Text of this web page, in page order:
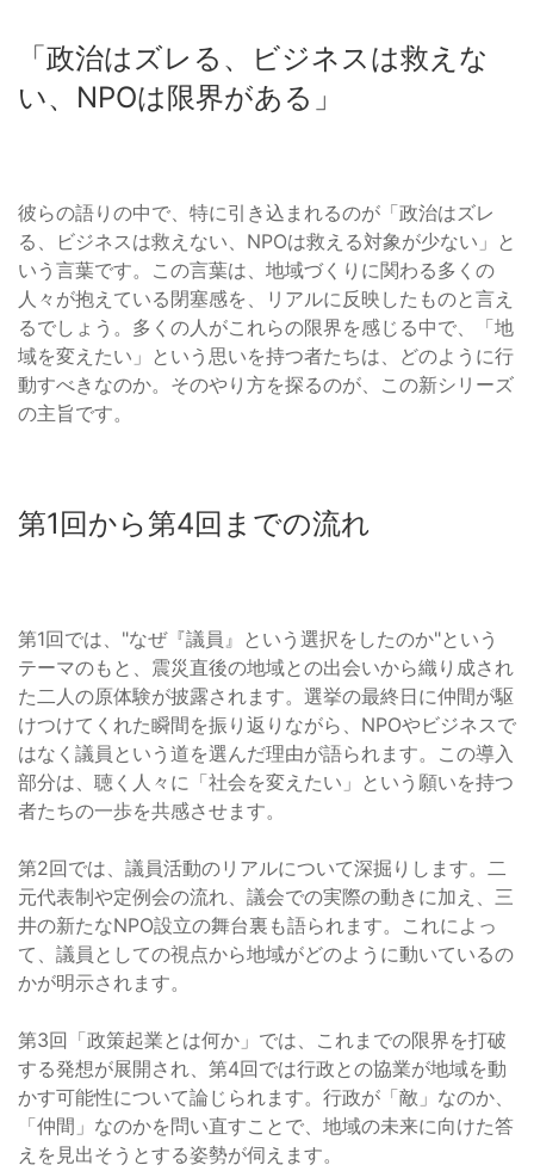
「政治はズレる、ビジネスは救えな
い、NPOは限界がある」
彼らの語りの中で、特に引き込まれるのが「政治はズレ
る、ビジネスは救えない、NPOは救える対象が少ない」と
いう言葉です。この言葉は、地域づくりに関わる多くの
人々が抱えている閉塞感を、リアルに反映したものと言え
るでしょう。多くの人がこれらの限界を感じる中で、「地
域を変えたい」という思いを持つ者たちは、どのように行
動すべきなのか。そのやり方を探るのが、この新シリーズ
の主旨です。
第1回から第4回までの流れ
第1回では、"なぜ『議員』という選択をしたのか"という
テーマのもと、震災直後の地域との出会いから織り成され
た二人の原体験が披露されます。選挙の最終日に仲間が駆
けつけてくれた瞬間を振り返りながら、NPOやビジネスで
はなく議員という道を選んだ理由が語られます。この導入
部分は、聴く人々に「社会を変えたい」という願いを持つ
者たちの一歩を共感させます。
第2回では、議員活動のリアルについて深掘りします。二
元代表制や定例会の流れ、議会での実際の動きに加え、三
井の新たなNPO設立の舞台裏も語られます。これによっ
て、議員としての視点から地域がどのように動いているの
かが明示されます。
第3回「政策起業とは何か」では、これまでの限界を打破
する発想が展開され、第4回では行政との協業が地域を動
かす可能性について論じられます。行政が「敵」なのか、
「仲間」なのかを問い直すことで、地域の未来に向けた答
えを見出そうとする姿勢が伺えます。